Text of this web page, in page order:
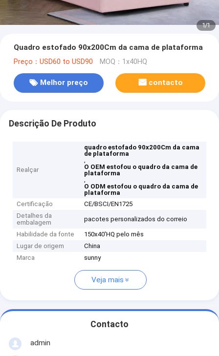
1/1
Quadro estofado 90x200Cm da cama de plataforma
Preço：USD60 to USD90 MOQ：1x40HQ
Melhor preço contacto
Descrição De Produto
Realçar
quadro estofado 90x200Cm da cama
de plataforma
,
O OEM estofou o quadro da cama de
plataforma
,
O ODM estofou o quadro da cama de
plataforma
Certificação
CE/BSCI/EN1725
Detalhes da
embalagem
pacotes personalizados do correio
Habilidade da fonte
150x40'HQ pelo mês
Lugar de origem
China
Marca
sunny
Veja mais
Contacto
admin